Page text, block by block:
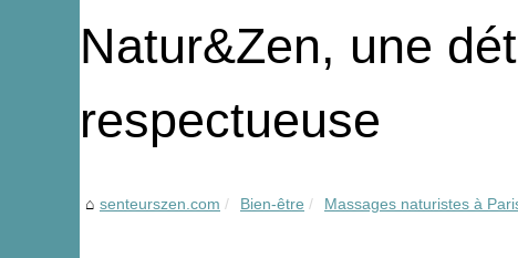
Natur&Zen, une
respectueuse
senteurszen.com Bien-être Massages naturistes à